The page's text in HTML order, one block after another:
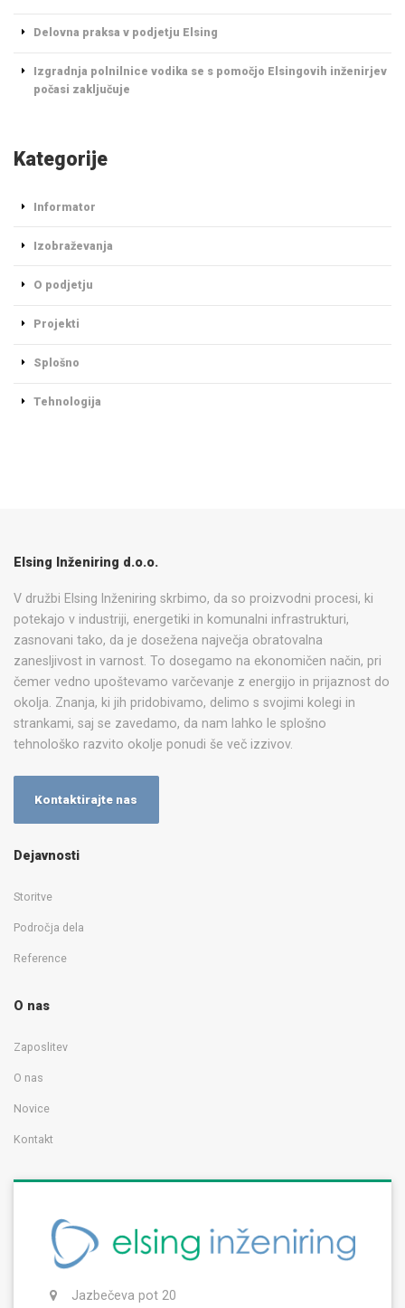
Delovna praksa v podjetju Elsing
Izgradnja polnilnice vodika se s pomočjo Elsingovih inženirjev
počasi zaključuje
Kategorije
Informator
Izobraževanja
O podjetju
Projekti
Splošno
Tehnologija
Elsing Inženiring d.o.o.
V družbi Elsing Inženiring skrbimo, da so proizvodni procesi, ki
potekajo v industriji, energetiki in komunalni infrastrukturi,
zasnovani tako, da je dosežena največja obratovalna
zanesljivost in varnost. To dosegamo na ekonomičen način, pri
čemer vedno upoštevamo varčevanje z energijo in prijaznost do
okolja. Znanja, ki jih pridobivamo, delimo s svojimi kolegi in
strankami, saj se zavedamo, da nam lahko le splošno
tehnološko razvito okolje ponudi še več izzivov.
Kontaktirajte nas
Dejavnosti
Storitve
Področja dela
Reference
O nas
Zaposlitev
O nas
Novice
Kontakt
Jazbečeva pot 20